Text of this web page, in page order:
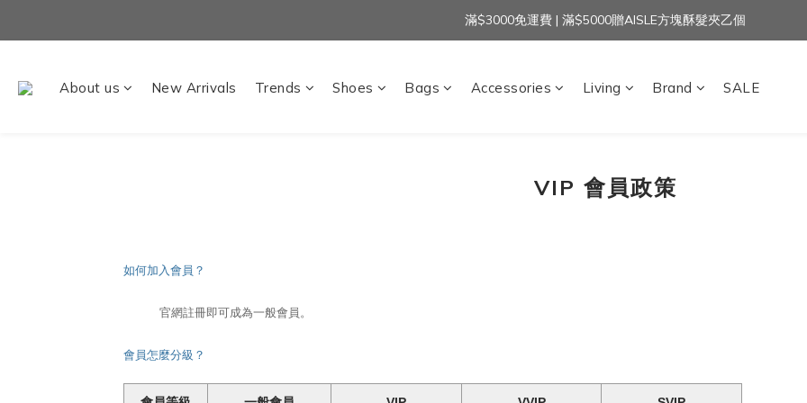
加入官方LINE｜領$100 👉
滿$3000免運費 | 滿$5000贈AISLE方塊酥髮夾乙個
About us New Arrivals Trends Shoes Bags Accessories Living Brand SALE
VIP 會員政策
如何加入會員？
官網註冊即可成為一般會員。
會員怎麼分級？